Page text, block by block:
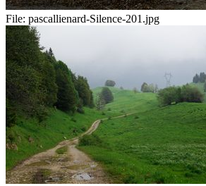
File: pascallienard-Silence-201.jpg